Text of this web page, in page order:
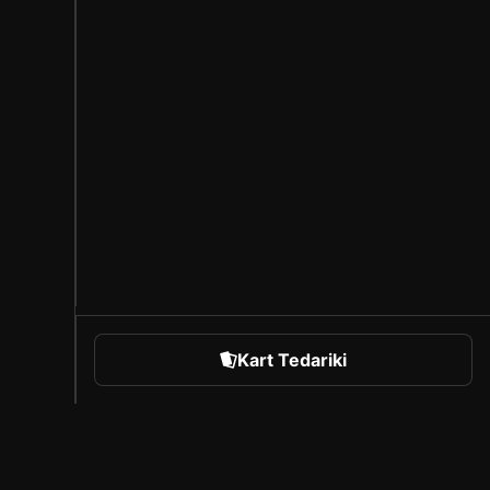
Kart Tedariki